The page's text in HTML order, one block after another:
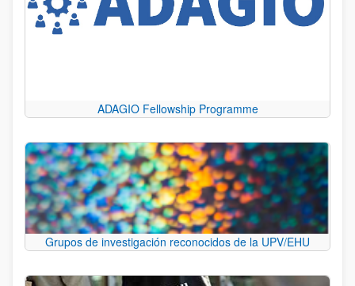
ADAGIO Fellowship Programme
Grupos de investigación reconocidos de la UPV/EHU